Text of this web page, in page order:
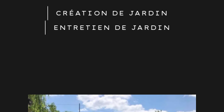
CRÉATION DE JARDIN
ENTRETIEN DE JARDIN